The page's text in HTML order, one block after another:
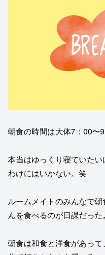
朝食の時間は大体7：00〜
本当はゆっくり寝ていた
わけにはいかない。笑
ルームメイトのみんなで
んを食べるのが日課だった
朝食は和食と洋食があっ